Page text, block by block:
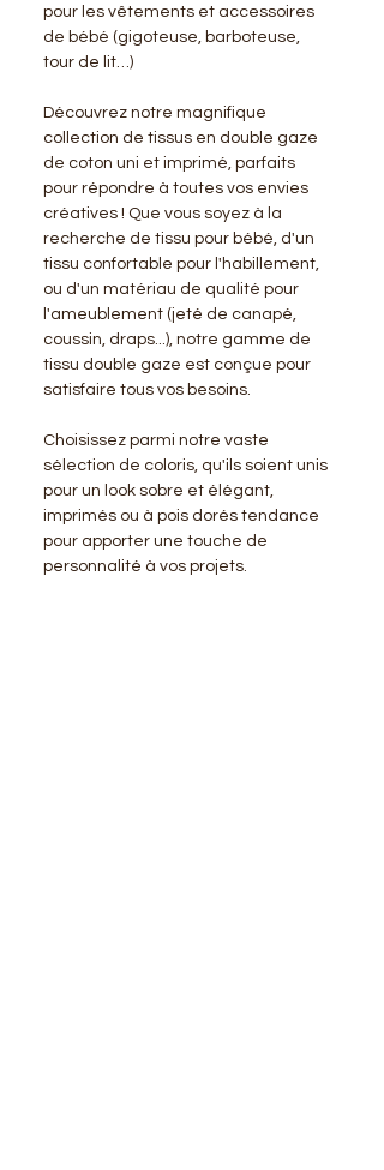
pour les vêtements et accessoires
de bébé (gigoteuse, barboteuse,
tour de lit…)
Découvrez notre magnifique
collection de tissus en double gaze
de coton uni et imprimé, parfaits
pour répondre à toutes vos envies
créatives ! Que vous soyez à la
recherche de tissu pour bébé, d'un
tissu confortable pour l'habillement,
ou d'un matériau de qualité pour
l'ameublement (jeté de canapé,
coussin, draps...), notre gamme de
tissu double gaze est conçue pour
satisfaire tous vos besoins.
Choisissez parmi notre vaste
sélection de coloris, qu'ils soient unis
pour un look sobre et élégant,
imprimés ou à pois dorés tendance
pour apporter une touche de
personnalité à vos projets.